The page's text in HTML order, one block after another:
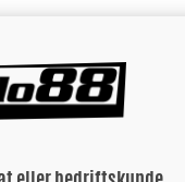
NOK